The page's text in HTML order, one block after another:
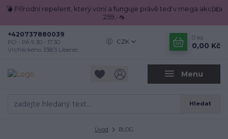
💣 Přírodní repelent, který voní a funguje právě teď v mega akci za
259,-🦟
Menu
CZK
Hledat
+420737880039
PO - PÁ 9.30 - 17.30
Vrchlického 338/3 Liberec
0 ks
0,00 Kč
Úvod BLOG